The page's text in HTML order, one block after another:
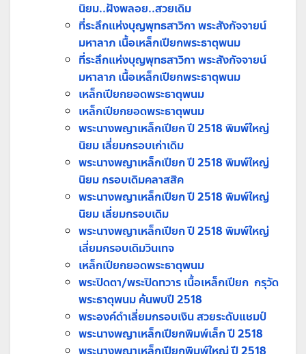
นิยม..ฝังพลอย..สวยเดิม
ที่ระลึกแห่งบุญพุทธสาวิกา พระสังกัจจายน์
มหาลาภ เนื้อเหล็กเปียกพระธาตุพนม
ที่ระลึกแห่งบุญพุทธสาวิกา พระสังกัจจายน์
มหาลาภ เนื้อเหล็กเปียกพระธาตุพนม
เหล็กเปียกยอดพระธาตุพนม
เหล็กเปียกยอดพระธาตุพนม
พระนางพญาเหล็กเปียก ปี 2518 พิมพ์ใหญ่
นิยม เลี่ยมกรอบเก่าเดิม
พระนางพญาเหล็กเปียก ปี 2518 พิมพ์ใหญ่
นิยม กรอบเดิมคลาสสิค
พระนางพญาเหล็กเปียก ปี 2518 พิมพ์ใหญ่
นิยม เลี่ยมกรอบเดิม
พระนางพญาเหล็กเปียก ปี 2518 พิมพ์ใหญ่
เลี่ยมกรอบเดิมวินเทจ
เหล็กเปียกยอดพระธาตุพนม
พระปิดตา/พระปิดทวาร เนื้อเหล็กเปียก กรุวัด
พระธาตุพนม ค้นพบปี 2518
พระองค์ดำเลี่ยมกรอบเงิน สวยระดับแชมป์
พระนางพญาเหล็กเปียกพิมพ์เล็ก ปี 2518